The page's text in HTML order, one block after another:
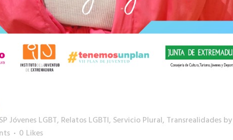
Jóvenes LGBT, Relatos LGBTI, Servicio Plural, Transrealidadesby
0 Likes